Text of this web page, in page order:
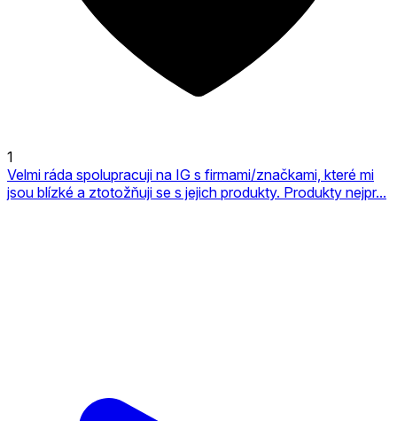
1
Velmi ráda spolupracuji na IG s firmami/značkami, které mi
jsou blízké a ztotožňuji se s jejich produkty. Produkty nejpr...